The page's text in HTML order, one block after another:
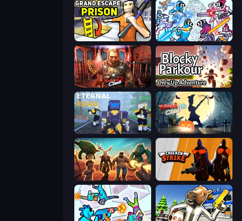
Grand Escape: Prison Space Wars Battleground
Subway Clash 2 Blocky Parkour: Only Up Adventure
Eternal Road Zombie Clash 3D: Halloween
Horde Crusher Chicken Strike